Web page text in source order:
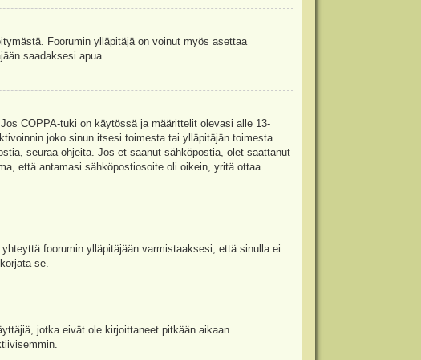
Foorumin ylläpitäjä on voinut myös asettaa
saadaksesi apua.
COPPA-tuki on käytössä ja määrittelit olevasi alle 13-
joko sinun itsesi toimesta tai ylläpitäjän toimesta
seuraa ohjeita. Jos et saanut sähköpostia, olet saattanut
että antamasi sähköpostiosoite oli oikein, yritä ottaa
foorumin ylläpitäjään varmistaaksesi, että sinulla ei
se.
jotka eivät ole kirjoittaneet pitkään aikaan